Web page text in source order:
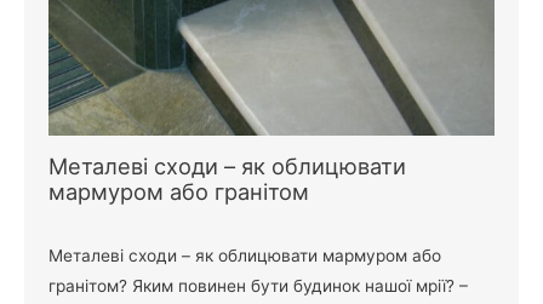
Металеві сходи – як облицювати
мармуром або гранітом
Металеві сходи – як облицювати мармуром або
гранітом? Яким повинен бути будинок нашої мрії? –